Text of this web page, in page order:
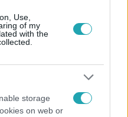
Use,
of my
with the
storage
on web or